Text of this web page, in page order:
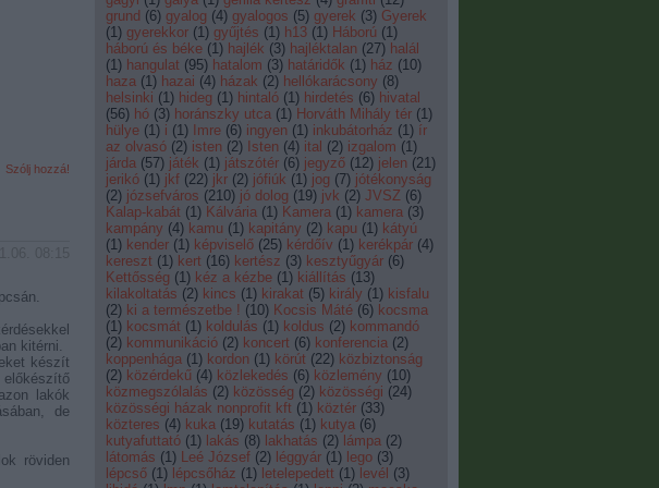
grund (6) gyalog (4) gyalogos (5) gyerek (3) Gyerek
(1) gyerekkor (1) gyűjtés (1) h13 (1) Háború (1)
háború és béke (1) hajlék (3) hajléktalan (27) halál
(1) hangulat (95) hatalom (3) határidők (1) ház (10)
haza (1) hazai (4) házak (2) hellókarácsony (8)
helsinki (1) hideg (1) hintaló (1) hirdetés (6) hivatal
(56) hó (3) horánszky utca (1) Horváth Mihály tér (1)
hülye (1) i (1) Imre (6) ingyen (1) inkubátorház (1) ír
az olvasó (2) isten (2) Isten (4) ital (2) izgalom (1)
járda (57) játék (1) játszótér (6) jegyző (12) jelen (21)
jerikó (1) jkf (22) jkr (2) jófiúk (1) jog (7) jótékonyság
(2) józsefváros (210) jó dolog (19) jvk (2) JVSZ (6)
Kalap-kabát (1) Kálvária (1) Kamera (1) kamera (3)
kampány (4) kamu (1) kapitány (2) kapu (1) kátyú
(1) kender (1) képviselő (25) kérdőív (1) kerékpár (4)
kereszt (1) kert (16) kertész (3) kesztyűgyár (6)
Kettősség (1) kéz a kézbe (1) kiállítás (13)
kilakoltatás (2) kincs (1) kirakat (5) király (1) kisfalu
(2) ki a természetbe ! (10) Kocsis Máté (6) kocsma
(1) kocsmát (1) koldulás (1) koldus (2) kommandó
(2) kommunikáció (2) koncert (6) konferencia (2)
koppenhága (1) kordon (1) körút (22) közbiztonság
(2) közérdekű (4) közlekedés (6) közlemény (10)
közmegszólalás (2) közösség (2) közösségi (24)
közösségi házak nonprofit kft (1) köztér (33)
közteres (4) kuka (19) kutatás (1) kutya (6)
kutyafuttató (1) lakás (8) lakhatás (2) lámpa (2)
látomás (1) Leé József (2) léggyár (1) lego (3)
lépcső (1) lépcsőház (1) letelepedett (1) levél (3)
Szólj hozzá!
kitérni.
készít
lakók
de